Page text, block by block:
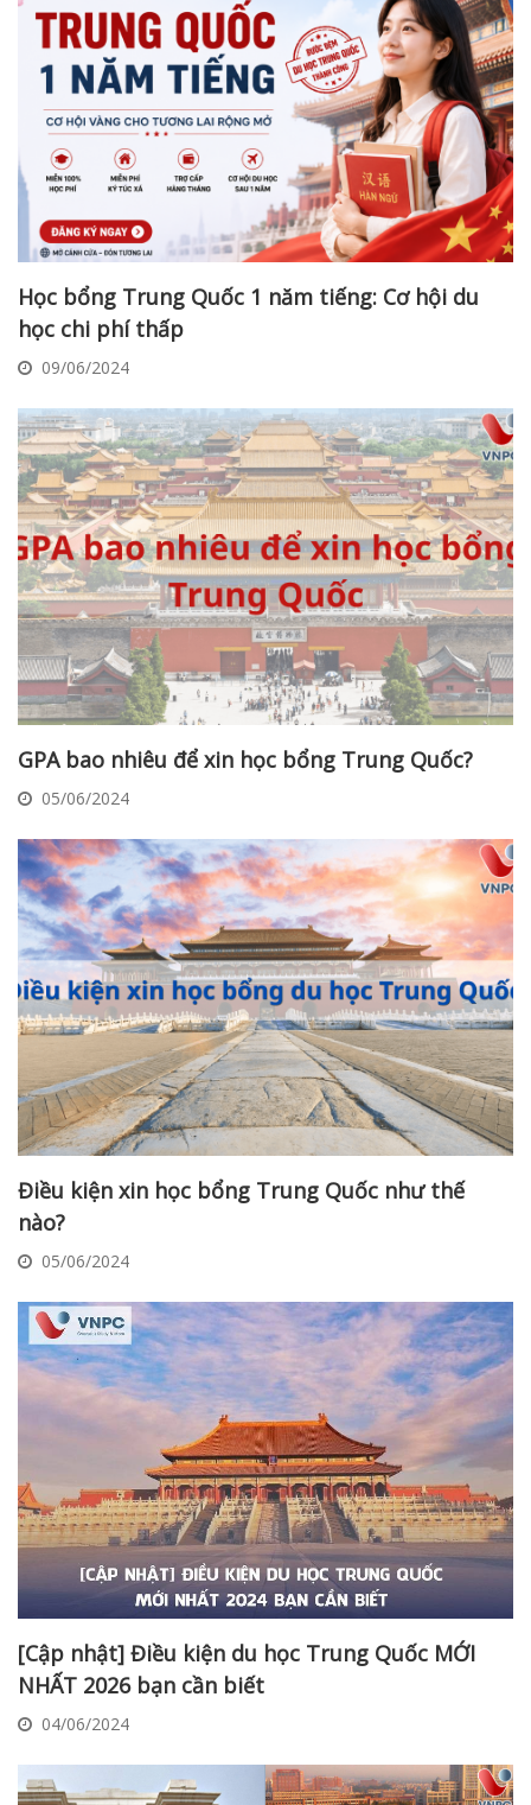
Học bổng Trung Quốc 1 năm tiếng: Cơ hội du
học chi phí thấp
09/06/2024
GPA bao nhiêu để xin học bổng Trung Quốc?
05/06/2024
Điều kiện xin học bổng Trung Quốc như thế
nào?
05/06/2024
[Cập nhật] Điều kiện du học Trung Quốc MỚI
NHẤT 2026 bạn cần biết
04/06/2024